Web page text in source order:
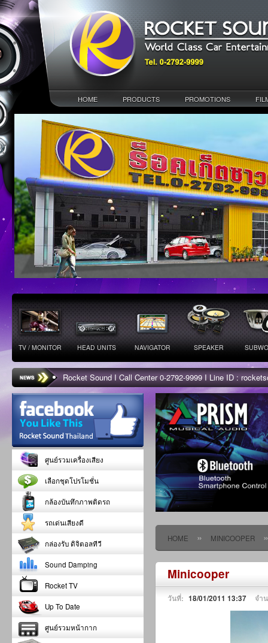
HOME PRODUCTS PROMOTIONS
TV / MONITOR HEAD UNITS NAVIGATOR SPEAKER
Rocket Sound I Call Center 0-2792-9999 I Line ID :
HOME » MINICOOPER »
Minicooper
วันที่: 18/01/2011 13:37 จำ
ศูนย์รวมเครื่องเสียง
เลือกชุดโปรโมชั่น
กล้องบันทึกภาพติดรถ
รถเด่นเสียงดี
กล่องรับ ดิจิตอลทีวี
Sound Damping
Rocket TV
Up To Date
ศูนย์รวมหน้ากาก